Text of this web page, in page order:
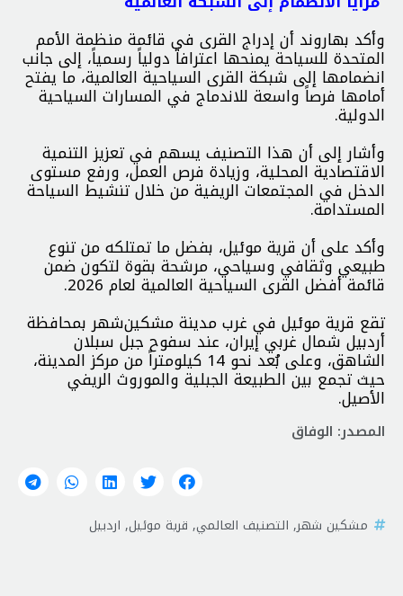
وأكد بهاروند أن إدراج القرى في قائمة منظمة الأمم
المتحدة للسياحة يمنحها اعترافاً دولياً رسمياً، إلى جانب
انضمامها إلى شبكة القرى السياحية العالمية، ما يفتح
أمامها فرصاً واسعة للاندماج في المسارات السياحية
الدولية.
وأشار إلى أن هذا التصنيف يسهم في تعزيز التنمية
الاقتصادية المحلية، وزيادة فرص العمل، ورفع مستوى
الدخل في المجتمعات الريفية من خلال تنشيط السياحة
المستدامة.
وأكد على أن قرية موئیل، بفضل ما تمتلكه من تنوع
طبيعي وثقافي وسياحي، مرشحة بقوة لتكون ضمن
قائمة أفضل القرى السياحية العالمية لعام 2026.
تقع قرية موئیل في غرب مدينة مشكين‌شهر بمحافظة
أردبيل شمال غربي إيران، عند سفوح جبل سبلان
الشاهق، وعلى بُعد نحو 14 كيلومتراً من مركز المدينة،
حيث تجمع بين الطبيعة الجبلية والموروث الريفي
الأصيل.
المصدر: الوفاق
مشكين شهر, التصنيف العالمي, قرية موئیل, اردبيل